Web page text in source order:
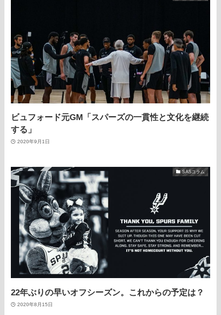
ビュフォード元GM「スパーズの一貫性と文化を継続
する」
2020年9月1日
SASコラム
22年ぶりの早いオフシーズン。これからの予定は？
2020年8月15日